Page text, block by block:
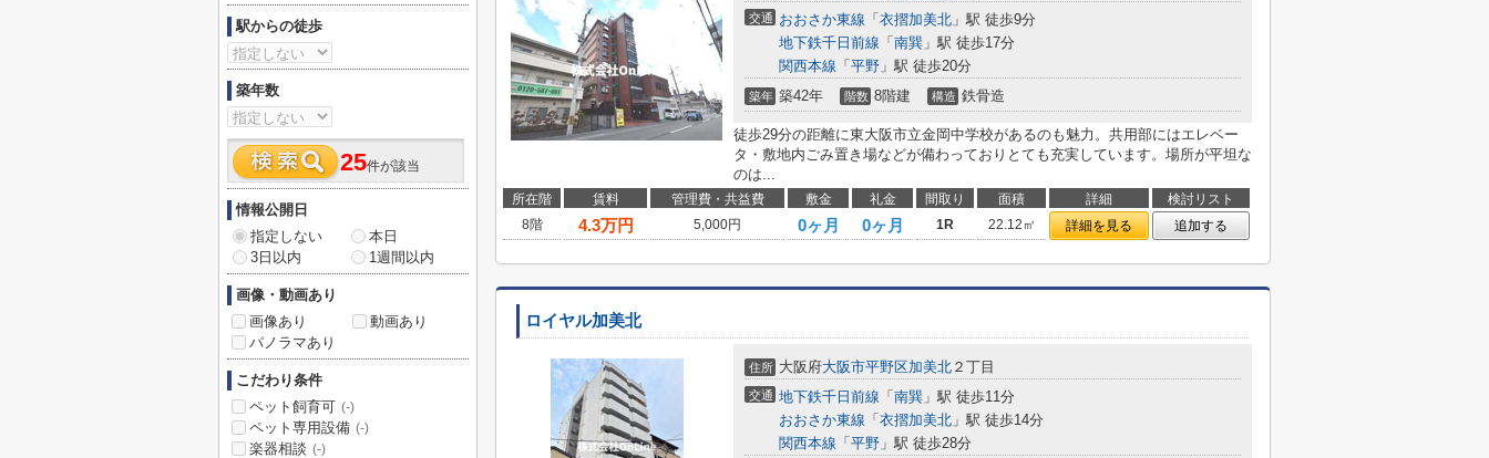
交通 おおさか東線 「 衣摺加美北 」駅 徒歩9分
地下鉄千日前線 「 南巽 」駅 徒歩17分
関西本線 「 平野 」駅 徒歩20分
築年 築42年 階数 8階建 構造 鉄骨造
徒歩29分の距離に東大阪市立金岡中学校があるのも魅力。共用部にはエレベー
タ・敷地内ごみ置き場などが備わっておりとても充実しています。場所が平坦な
のは...
所在階 賃料 管理費・共益費 敷金 礼金 間取り 面積 詳細
検討リスト
8階
4.3万円 5,000円 0ヶ月 0ヶ月 1R 22.12㎡ 詳細を見る 追加する
ロイヤル加美北
住所 大阪府大阪市平野区加美北 ２丁目
交通 地下鉄千日前線 「 南巽 」駅 徒歩11分
おおさか東線 「 衣摺加美北 」駅 徒歩14分
関西本線 「 平野 」駅 徒歩28分
駅からの徒歩
築年数
25件が該当
情報公開日
指定しない
本日
3日以内
1週間以内
画像・動画あり
画像あり
動画あり
パノラマあり
こだわり条件
ペット飼育可 (-)
ペット専用設備 (-)
楽器相談 (-)